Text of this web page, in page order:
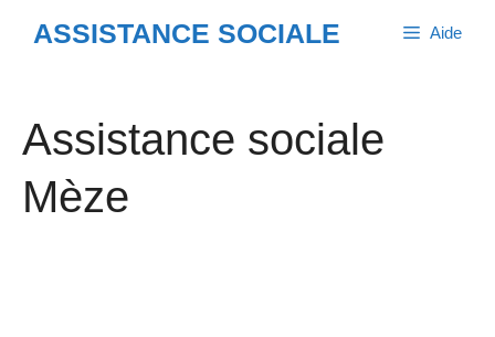
ASSISTANCE SOCIALE Aide
Assistance sociale
Mèze